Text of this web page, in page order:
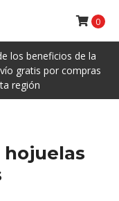
los beneficios de la
gratis por compras
región
0
hojuelas